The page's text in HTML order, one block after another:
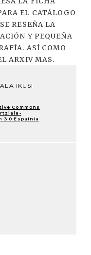
EL CATÁLOGO
RESEÑA LA
Y PEQUEÑA
ASÍ COMO
ARXIV MAS.
IKUSI
Commons
3.0 Espainia